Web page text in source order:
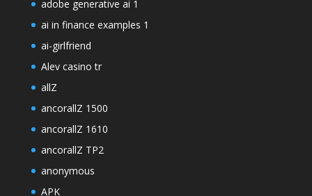
adobe generative ai 1
ai in finance examples 1
ai-girlfriend
Alev casino tr
allZ
ancorallZ 1500
ancorallZ 1610
ancorallZ TP2
anonymous
APK